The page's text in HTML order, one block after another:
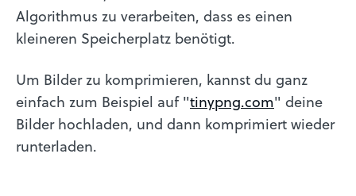
Algorithmus zu verarbeiten, dass es einen
kleineren Speicherplatz benötigt.
Um Bilder zu komprimieren, kannst du ganz
einfach zum Beispiel auf "tinypng.com" deine
Bilder hochladen, und dann komprimiert wieder
runterladen.